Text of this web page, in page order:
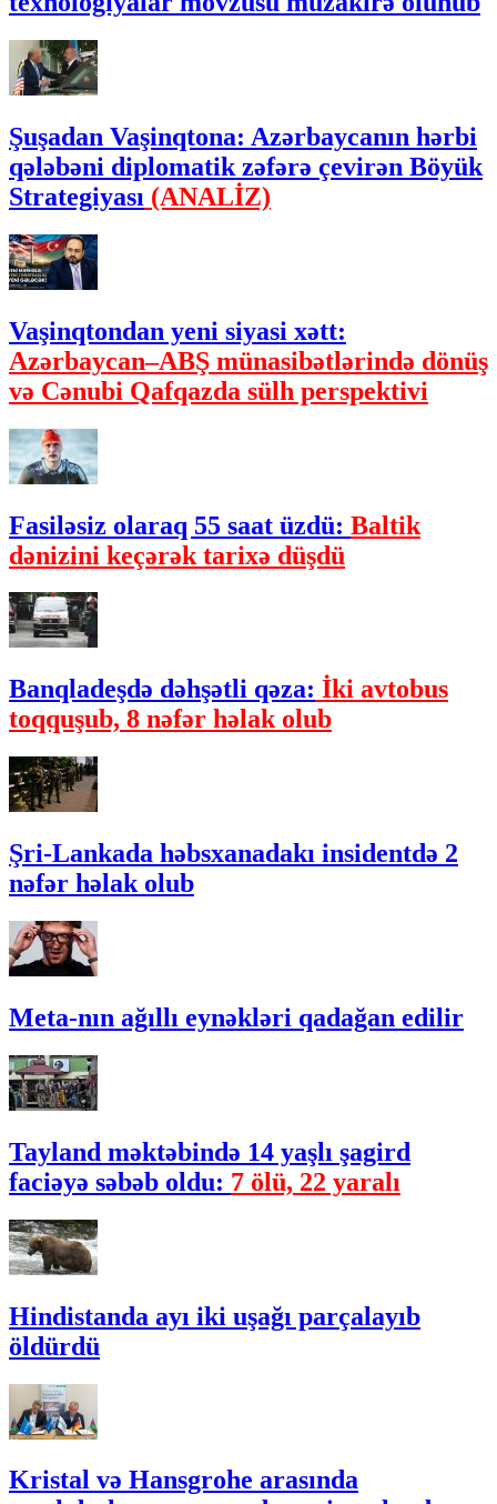
Şuşadan Vaşinqtona: Azərbaycanın hərbi
qələbəni diplomatik zəfərə çevirən Böyük
Strategiyası (ANALİZ)
Vaşinqtondan yeni siyasi xətt:
Azərbaycan–ABŞ münasibətlərində dönüş
və Cənubi Qafqazda sülh perspektivi
Fasiləsiz olaraq 55 saat üzdü: Baltik
dənizini keçərək tarixə düşdü
Banqladeşdə dəhşətli qəza: İki avtobus
toqquşub, 8 nəfər həlak olub
Şri-Lankada həbsxanadakı insidentdə 2
nəfər həlak olub
Meta-nın ağıllı eynəkləri qadağan edilir
Tayland məktəbində 14 yaşlı şagird
faciəyə səbəb oldu: 7 ölü, 22 yaralı
Hindistanda ayı iki uşağı parçalayıb
öldürdü
Kristal və Hansgrohe arasında